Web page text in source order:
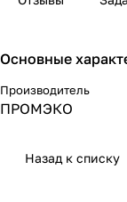
Основные
Производитель
ПРОМЭКО
Назад к списку